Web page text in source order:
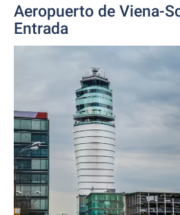
Aeropuerto de Viena-
Entrada